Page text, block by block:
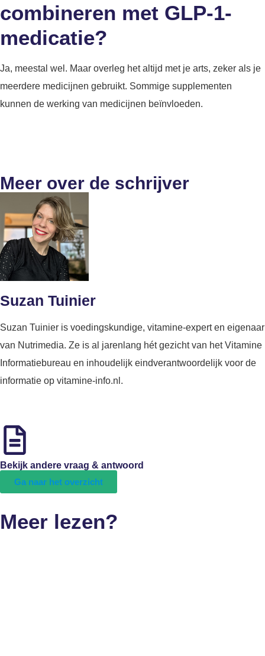
combineren met GLP-1-
medicatie?
Ja, meestal wel. Maar overleg het altijd met je arts, zeker als je
meerdere medicijnen gebruikt. Sommige supplementen
kunnen de werking van medicijnen beïnvloeden.
Meer over de schrijver
Suzan Tuinier
Suzan Tuinier is voedingskundige, vitamine-expert en eigenaar
van Nutrimedia. Ze is al jarenlang hét gezicht van het Vitamine
Informatiebureau en inhoudelijk eindverantwoordelijk voor de
informatie op vitamine-info.nl.
Bekijk andere vraag & antwoord
Ga naar het overzicht
Meer lezen?